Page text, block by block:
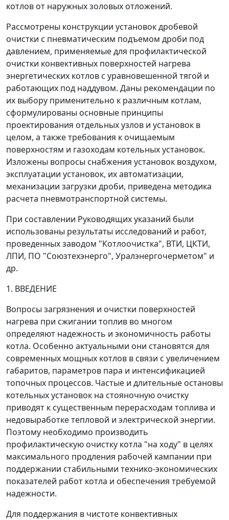
котлов от наружных золовых отложений.
Рассмотрены конструкции установок дробевой
очистки с пневматическим подъемом дроби под
давлением, применяемые для профилактической
очистки конвективных поверхностей нагрева
энергетических котлов с уравновешенной тягой и
работающих под наддувом. Даны рекомендации по
их выбору применительно к различным котлам,
сформулированы основные принципы
проектирования отдельных узлов и установок в
целом, а также требования к очищаемым
поверхностям и газоходам котельных установок.
Изложены вопросы снабжения установок воздухом,
эксплуатации установок, их автоматизации,
механизации загрузки дроби, приведена методика
расчета пневмотранспортной системы.
При составлении Руководящих указаний были
использованы результаты исследований и работ,
проведенных заводом "Котлоочистка", ВТИ, ЦКТИ,
ЛПИ, ПО "Союзтехэнерго", Уралэнергочерметом" и
др.
1. ВВЕДЕНИЕ
Вопросы загрязнения и очистки поверхностей
нагрева при сжигании топлив во многом
определяют надежность и экономичность работы
котла. Особенно актуальными они становятся для
современных мощных котлов в связи с увеличением
габаритов, параметров пара и интенсификацией
топочных процессов. Частые и длительные остановы
котельных установок на стояночную очистку
приводят к существенным перерасходам топлива и
недовыработке тепловой и электрической энергии.
Поэтому необходимо производить
профилактическую очистку котла "на ходу" в целях
максимального продления рабочей кампании при
поддержании стабильными технико-экономических
показателей работ котла и обеспечения требуемой
надежности.
Для поддержания в чистоте конвективных